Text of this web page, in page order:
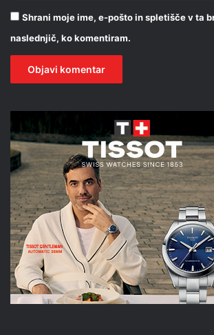
Shrani moje ime, e-pošto in spletišče v ta
naslednjič, ko komentiram.